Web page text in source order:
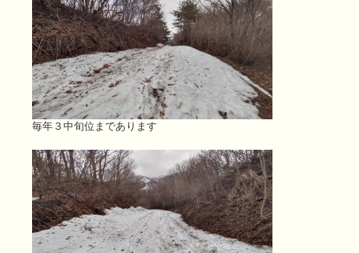
毎年３中旬位まであります